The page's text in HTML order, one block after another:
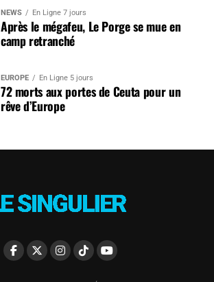
NEWS En Ligne 7 jours
Après le mégafeu, Le Porge se mue en
camp retranché
EUROPE En Ligne 5 jours
72 morts aux portes de Ceuta pour un
rêve d’Europe